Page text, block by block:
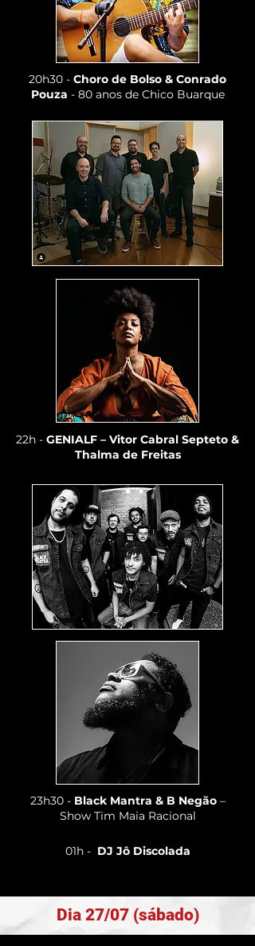
20h30 - Choro de Bolso & Conrado
Pouza - 80 anos de Chico Buarque
22h - GENIALF – Vitor Cabral Septeto &
Thalma de Freitas
23h30 - Black Mantra & B Negão–
Show Tim Maia Racional
01h - DJ Jô Discolada
Dia 27/07 (sábado)